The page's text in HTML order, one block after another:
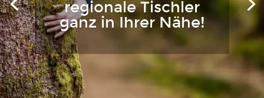
regionale Tischler
ganz in Ihrer Nähe!